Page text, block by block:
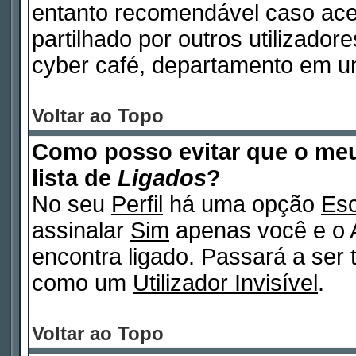
entanto recomendável caso
partilhado por outros
cyber café, departamento em
Voltar ao Topo
Como posso evitar que o
lista de Ligados?
No seu Perfil há uma opção
assinalar Sim apenas você e o
encontra ligado. Passará a ser
como um Utilizador Invisível.
Voltar ao Topo